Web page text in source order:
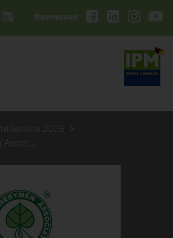
#ipmessen
2026
Polish Nurserymen Association